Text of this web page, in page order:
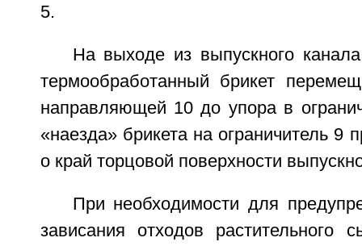
5.
На выходе из выпускного
термообработанный брикет
направляющей 10 до упора в
«наезда» брикета на ограничитель 9
о край торцовой поверхности
При необходимости для
зависания отходов растительного